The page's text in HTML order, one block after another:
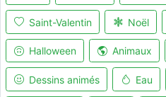
Saint-Valentin Noël
Halloween Animaux
Dessins animés Eau